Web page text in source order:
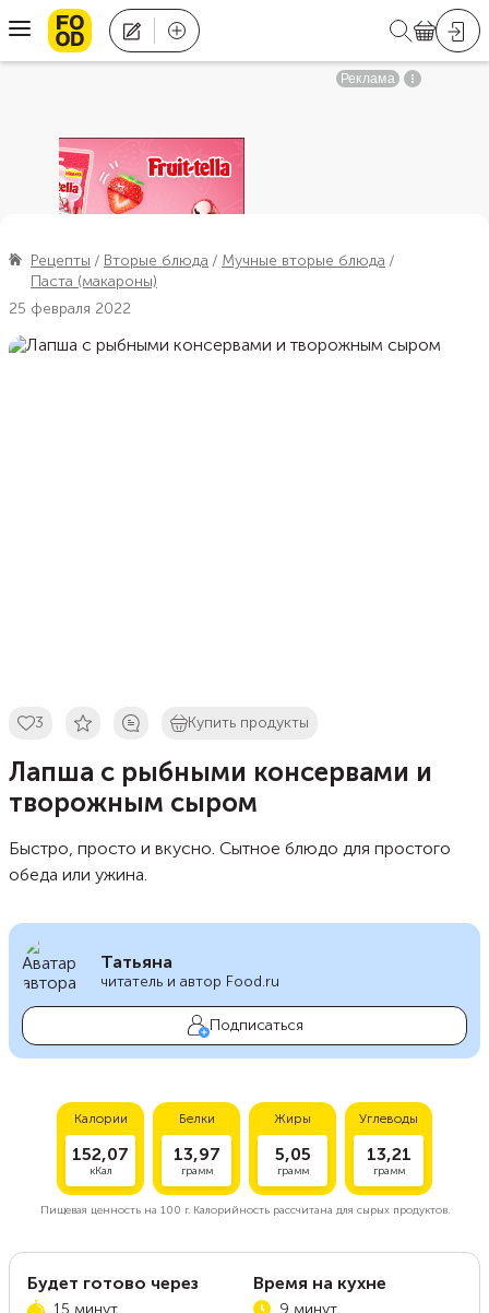
Рецепты Вторые блюда
Мучные вторые блюда
Паста (макароны)
25 февраля 2022
3 Купить продукты
Лапша с рыбными консервами и
творожным сыром
Быстро, просто и вкусно. Сытное блюдо для простого
обеда или ужина.
Татьяна
читатель и автор Food.ru
Подписаться
Калории
152,07
кКал
Белки
13,97
грамм
Жиры
5,05
грамм
Углеводы
13,21
грамм
Пищевая ценность на 100 г.Калорийность рассчитана для сырых продуктов.
Будет готово через
15 минут
Время на кухне
9 минут